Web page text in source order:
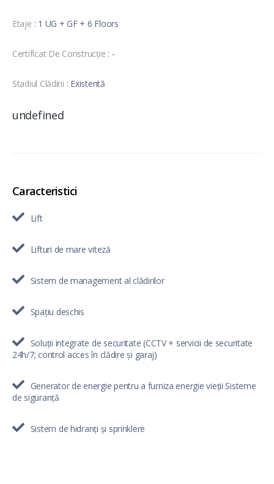
Etaje : 1 UG + GF + 6 Floors
Certificat De Construcție : -
Stadiul Clădirii : Existentă
undefined
Caracteristici
Lift
Lifturi de mare viteză
Sistem de management al clădirilor
Spațiu deschis
Soluții integrate de securitate (CCTV + servicii de securitate
24h/7; control acces în clădire și garaj)
Generator de energie pentru a furniza energie vieții Sisteme
de siguranță
Sistem de hidranți și sprinklere